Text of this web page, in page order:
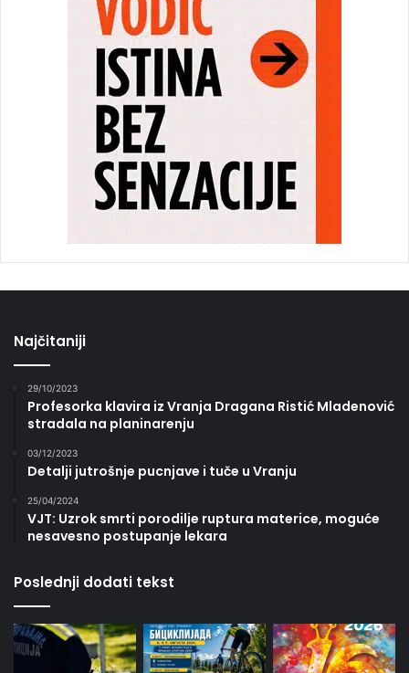
Najčitaniji
29/10/2023
Profesorka klavira iz Vranja Dragana Ristić Mladenović
stradala na planinarenju
03/12/2023
Detalji jutrošnje pucnjave i tuče u Vranju
25/04/2024
VJT: Uzrok smrti porodilje ruptura materice, moguće
nesavesno postupanje lekara
Poslednji dodati tekst